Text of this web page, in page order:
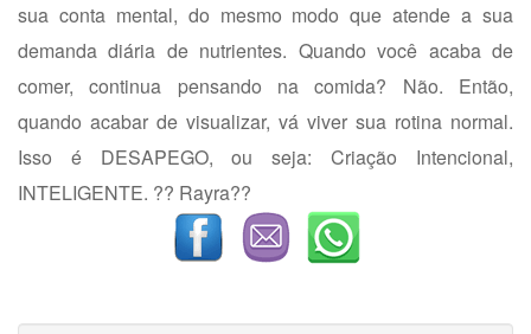
sua conta mental, do mesmo modo que atende a sua
demanda diária de nutrientes. Quando você acaba de
comer, continua pensando na comida? Não. Então,
quando acabar de visualizar, vá viver sua rotina normal.
Isso é DESAPEGO, ou seja: Criação Intencional,
INTELIGENTE. ?? Rayra??